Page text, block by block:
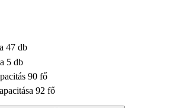
47 db
5 db
90 fő
92 fő